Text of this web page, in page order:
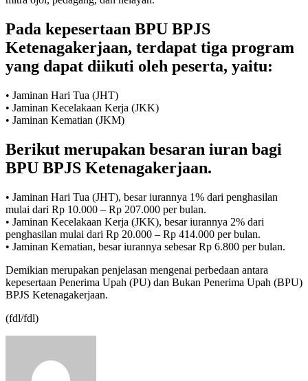
Pada kepesertaan BPU BPJS
Ketenagakerjaan, terdapat tiga program
yang dapat diikuti oleh peserta, yaitu:
• Jaminan Hari Tua (JHT)
• Jaminan Kecelakaan Kerja (JKK)
• Jaminan Kematian (JKM)
Berikut merupakan besaran iuran bagi
BPU BPJS Ketenagakerjaan.
• Jaminan Hari Tua (JHT), besar iurannya 1% dari penghasilan
mulai dari Rp 10.000 – Rp 207.000 per bulan.
• Jaminan Kecelakaan Kerja (JKK), besar iurannya 2% dari
penghasilan mulai dari Rp 20.000 – Rp 414.000 per bulan.
• Jaminan Kematian, besar iurannya sebesar Rp 6.800 per bulan.
Demikian merupakan penjelasan mengenai perbedaan antara
kepesertaan Penerima Upah (PU) dan Bukan Penerima Upah (BPU)
BPJS Ketenagakerjaan.
(fdl/fdl)